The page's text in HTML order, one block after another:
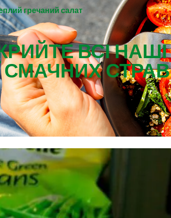
гречаний салат
ВСІ НАШІ
СМАЧНИХ СТРАВ